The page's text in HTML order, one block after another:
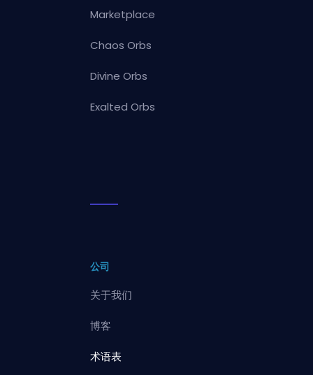
Marketplace
Chaos Orbs
Divine Orbs
Exalted Orbs
公司
关于我们
博客
术语表